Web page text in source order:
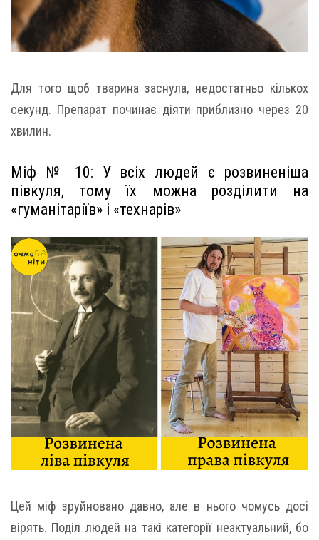
Для того щоб тварина заснула, недостатньо кількох
секунд. Препарат починає діяти приблизно через 20
хвилин.
Міф № 10: У всіх людей є розвиненіша
півкуля, тому їх можна розділити на
«гуманітаріїв» і «технарів»
Цей міф зруйновано давно, але в нього чомусь досі
вірять. Поділ людей на такі категорії неактуальний, бо